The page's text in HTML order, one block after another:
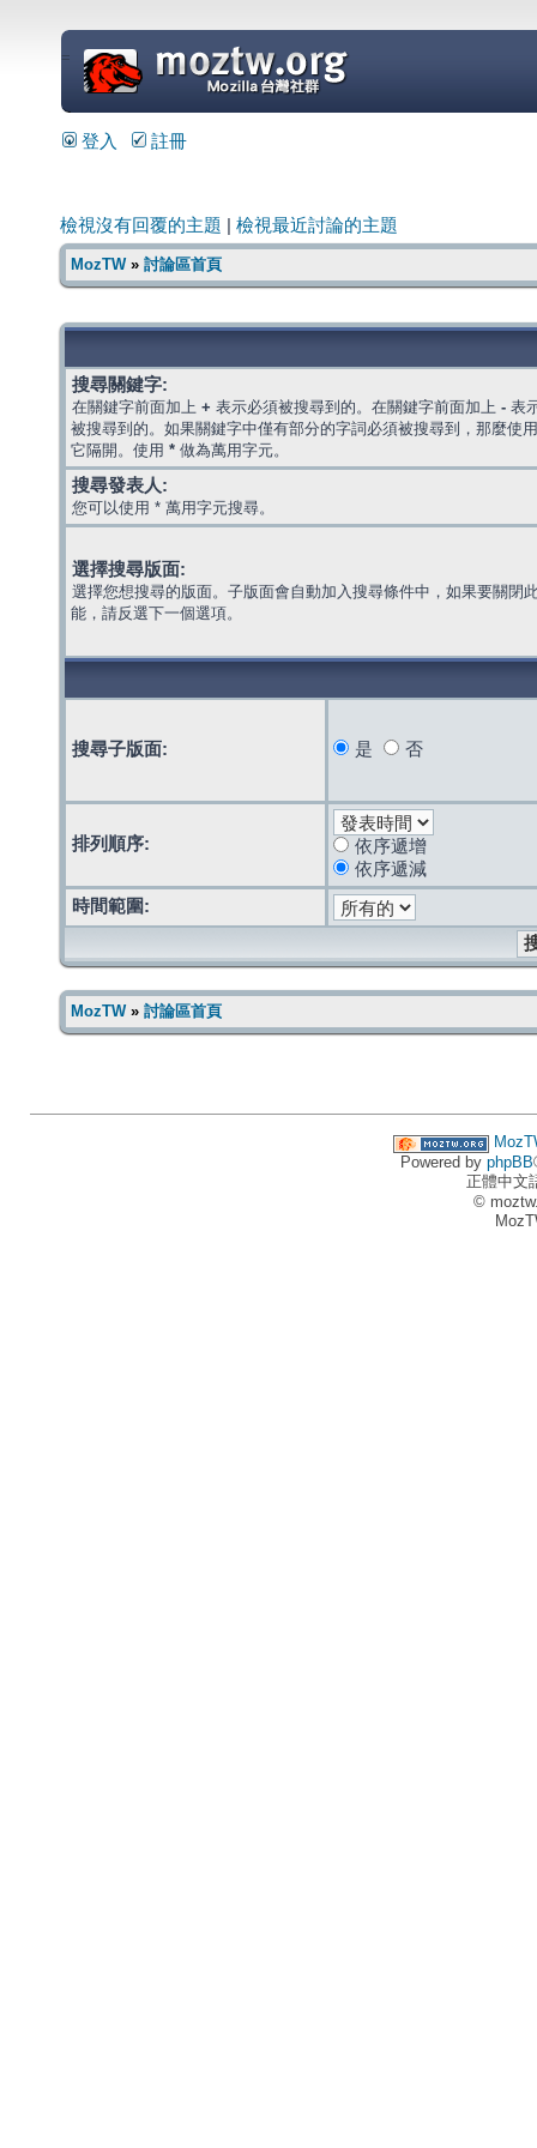
=
登入 註冊
檢視沒有回覆的主題 檢視最近討論的主題
MozTW» 討論區首頁
搜尋關鍵字:
在關鍵字前面加上 + 表示必須被搜尋到的。在關鍵字前面加上 - 表
被搜尋到的。如果關鍵字中僅有部分的字詞必須被搜尋到，那麼使
它隔開。使用 * 做為萬用字元。
搜尋發表人:
您可以使用 * 萬用字元搜尋。
選擇搜尋版面:
選擇您想搜尋的版面。子版面會自動加入搜尋條件中，如果要關閉
能，請反選下一個選項。
搜尋子版面: 是 否
排列順序:
依序遞增
依序遞減
時間範圍:
MozTW» 討論區首頁
Powered by phpBB
正體中文
©